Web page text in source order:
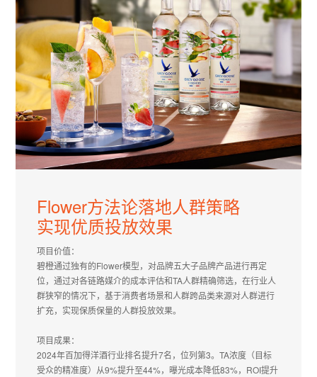
Flower方法论落地人群策略
实现优质投放效果
项目价值：
碧橙通过独有的Flower模型，对品牌五大子品牌产品进行再定
位，通过对各链路媒介的成本评估和TA人群精确筛选，在行业人
群狭窄的情况下，基于消费者场景和人群跨品类来源对人群进行
扩充，实现保质保量的人群投放效果。
项目成果：
2024年百加得洋酒行业排名提升7名，位列第3。TA浓度（目标
受众的精准度）从9%提升至44%，曝光成本降低83%，ROI提升